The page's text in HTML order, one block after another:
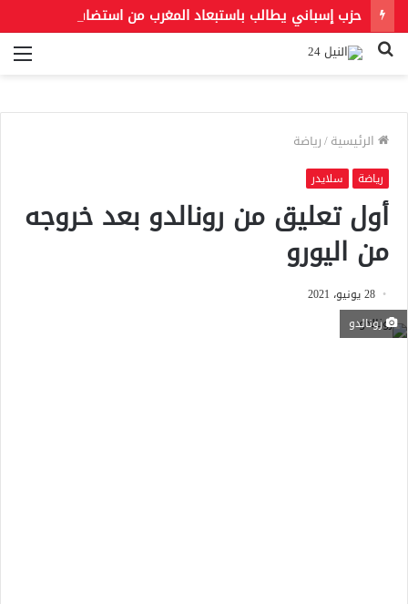
بحث
الرئيسية/رياضة
رياضة سلايدر
أول تعليق من رونالدو بعد خروجه
من اليورو
28 يونيو، 2021
رونالدو